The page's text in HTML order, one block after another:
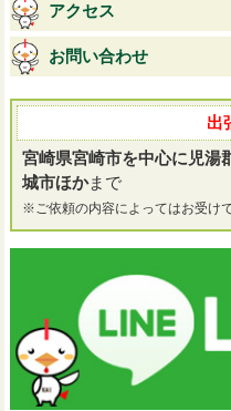
アクセス
お問い合わせ
出
宮崎県宮崎市を中心に児湯
城市ほかまで
※ご依頼の内容によってはお受け